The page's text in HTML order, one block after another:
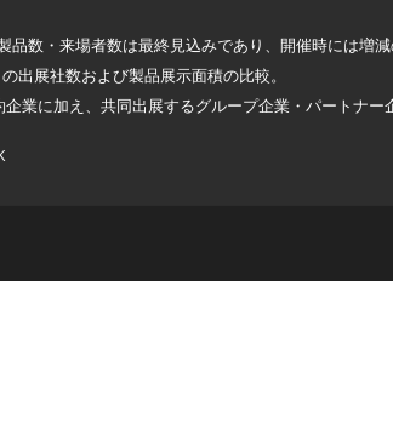
品数・来場者数は最終見込みであり、開催時には増減
出展社数および製品展示面積の比較。
業に加え、共同出展するグループ企業・パートナー